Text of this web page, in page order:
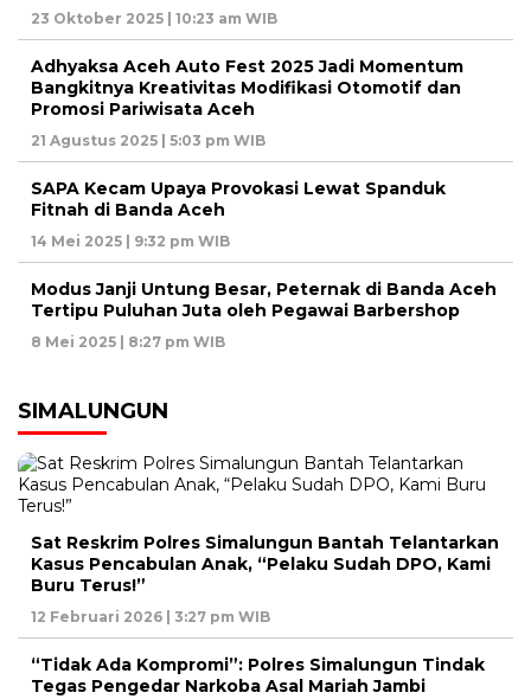
23 Oktober 2025 | 10:23 am WIB
Adhyaksa Aceh Auto Fest 2025 Jadi Momentum
Bangkitnya Kreativitas Modifikasi Otomotif dan
Promosi Pariwisata Aceh
21 Agustus 2025 | 5:03 pm WIB
SAPA Kecam Upaya Provokasi Lewat Spanduk
Fitnah di Banda Aceh
14 Mei 2025 | 9:32 pm WIB
Modus Janji Untung Besar, Peternak di Banda Aceh
Tertipu Puluhan Juta oleh Pegawai Barbershop
8 Mei 2025 | 8:27 pm WIB
SIMALUNGUN
Sat Reskrim Polres Simalungun Bantah Telantarkan
Kasus Pencabulan Anak, “Pelaku Sudah DPO, Kami
Buru Terus!”
12 Februari 2026 | 3:27 pm WIB
“Tidak Ada Kompromi”: Polres Simalungun Tindak
Tegas Pengedar Narkoba Asal Mariah Jambi